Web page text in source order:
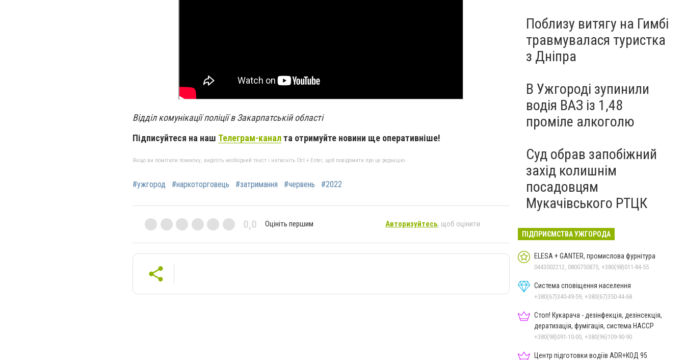
Відділ комунікації поліції в Закарпатській області
Підписуйтеся на наш Телеграм-каналта отримуйте новини ще оперативніше!
Якщо ви помітили помилку, виділіть необхідний текст і натисніть Ctrl + Enter, щоб повідомити про це редакцію
#ужгород #наркоторговець #затримання #червень #2022
0,0 Оцініть першим Авторизуйтесь, щоб оцінити
Поблизу витягу на Гимбі
травмувалася туристка
з Дніпра
В Ужгороді зупинили
водія ВАЗ із 1,48
проміле алкоголю
Суд обрав запобіжний
захід колишнім
посадовцям
Мукачівського РТЦК
ПІДПРИЄМСТВА УЖГОРОДА
ELESA + GANTER, промислова фурнітура
0443002212, 0800750875, +380(98)011-84-55
Система сповіщення населення
+380(67)340-49-59, +380(67)350-44-68
Стоп! Кукарача - дезінфекція, дезінсекція,
дератизація, фумігація, система HACCP
+380(98)091-10-00, +380(96)109-90-90
Центр підготовки водіїв ADR+КОД 95